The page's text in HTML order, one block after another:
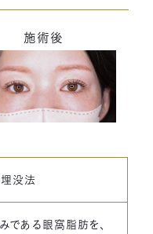
Google Map
2分
ら
施術後
埋没法
である眼窩脂肪を、